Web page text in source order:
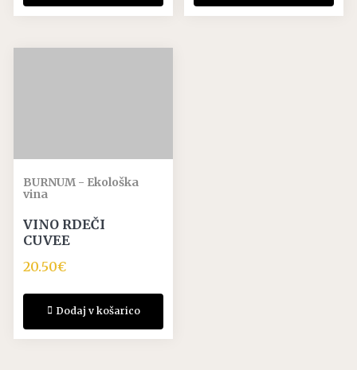
BURNUM - Ekološka
vina
VINO RDEČI
CUVEE
20.50€
Dodaj v košarico